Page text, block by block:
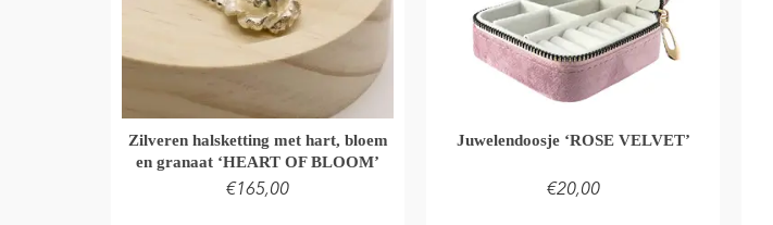
Zilveren halsketting met hart, bloem
en granaat ‘HEART OF BLOOM’
€165,00
Juwelendoosje ‘ROSE VELVET’
€20,00